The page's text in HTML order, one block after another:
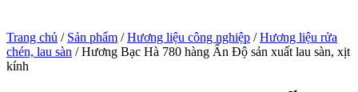
Trang chủ / Sản phẩm /Hương liệu công nghiệp /Hương liệu rửa
chén, lau sàn / Hương Bạc Hà 780 hàng Ấn Độ sản xuất lau sàn, xịt
kính